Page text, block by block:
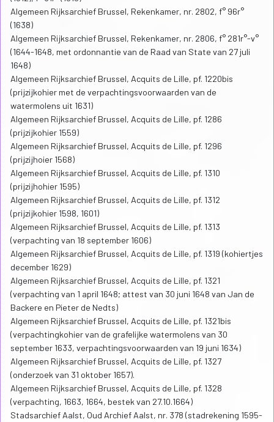
Algemeen Rijksarchief Brussel, Rekenkamer, nr. 2802, f° 96r°
(1638)
Algemeen Rijksarchief Brussel, Rekenkamer, nr. 2806, f° 281r°-v°
(1644-1648, met ordonnantie van de Raad van State van 27 juli
1648)
Algemeen Rijksarchief Brussel, Acquits de Lille, pf. 1220bis
(prijzijkohier met de verpachtingsvoorwaarden van de
watermolens uit 1631)
Algemeen Rijksarchief Brussel, Acquits de Lille, pf. 1286
(prijzijkohier 1559)
Algemeen Rijksarchief Brussel, Acquits de Lille, pf. 1296
(prijzijhoier 1568)
Algemeen Rijksarchief Brussel, Acquits de Lille, pf. 1310
(prijzijhohier 1595)
Algemeen Rijksarchief Brussel, Acquits de Lille, pf. 1312
(prijzijkohier 1598, 1601)
Algemeen Rijksarchief Brussel, Acquits de Lille, pf. 1313
(verpachting van 18 september 1606)
Algemeen Rijksarchief Brussel, Acquits de Lille, pf. 1319 (kohiertjes
december 1629)
Algemeen Rijksarchief Brussel, Acquits de Lille, pf. 1321
(verpachting van 1 april 1648; attest van 30 juni 1648 van Jan de
Backere en Pieter de Nedts)
Algemeen Rijksarchief Brussel, Acquits de Lille, pf. 1321bis
(verpachtingkohier van de grafelijke watermolens van 30
september 1633, verpachtingsvoorwaarden van 19 juni 1634)
Algemeen Rijksarchief Brussel, Acquits de Lille, pf. 1327
(onderzoek van 31 oktober 1657).
Algemeen Rijksarchief Brussel, Acquits de Lille, pf. 1328
(verpachting, 1663, 1664, bestek van 27.10.1664)
Stadsarchief Aalst, Oud Archief Aalst, nr. 378 (stadrekening 1595-